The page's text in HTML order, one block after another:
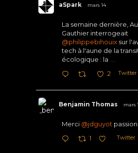
aSpark mars 14
La semaine dernière,
Gauthier interrogeait
@philippebihouix sur
tech à l'aune de la
écologique : la
2 Twitter
Benjamin Thomas mars
Merci @jdguyot
1 Twitter